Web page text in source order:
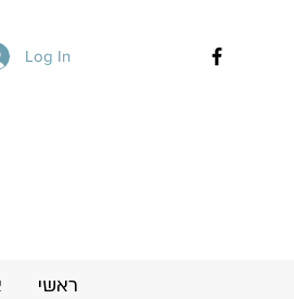
Log In
ראשי